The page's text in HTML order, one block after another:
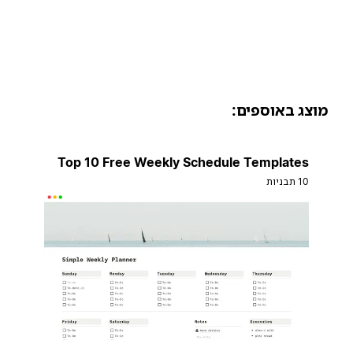
באוספים:
Top 10 Free Weekly Schedule Templates